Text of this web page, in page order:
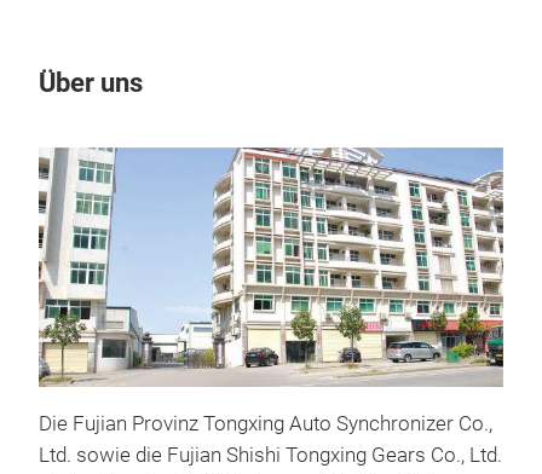
Über uns
Die Fujian Provinz Tongxing Auto Synchronizer Co.,
Ltd. sowie die Fujian Shishi Tongxing Gears Co., Ltd.